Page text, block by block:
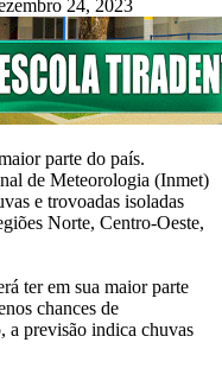
24, 2023
parte do país.
de Meteorologia (Inmet)
e trovoadas isoladas
Norte, Centro-Oeste,
ter em sua maior parte
chances de
a previsão indica chuvas